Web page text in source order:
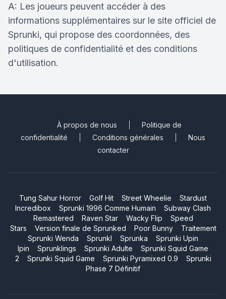
A: Les joueurs peuvent accéder à des
informations supplémentaires sur le site officiel de
Sprunki, qui propose des coordonnées, des
politiques de confidentialité et des conditions
d'utilisation.
À propos de nous
Politique de
confidentialité
Conditions générales
Nous
contacter
Tung Sahur Horror Golf Hit Street Wheelie
Stardust
Incredibox
Sprunki 1996 Comme Humain
Subway Clash
Remastered
Raven Star Wacky Flip
Speed
Stars
Version finale de Sprunked Poor Bunny
Traitement
Sprunki Wenda
Sprunkl Sprunka
Sprunki Upin
Ipin
Sprunklings Sprunki Adulte
Sprunki Squid Game
2
Sprunki Squid Game Sprunki Pyramixed 0.9
Sprunki
Phase 7 Définitif